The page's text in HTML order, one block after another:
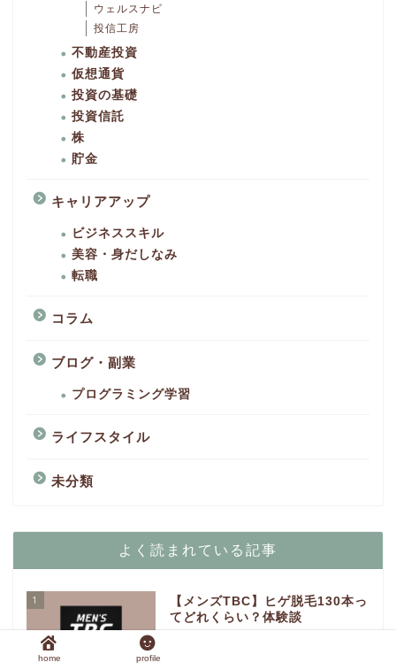
ウェルスナビ
投信工房
不動産投資
仮想通貨
投資の基礎
投資信託
株
貯金
キャリアアップ
ビジネススキル
美容・身だしなみ
転職
コラム
ブログ・副業
プログラミング学習
ライフスタイル
未分類
よく読まれている記事
1
【メンズTBC】ヒゲ脱毛130本っ
てどれくらい？体験談
home profile